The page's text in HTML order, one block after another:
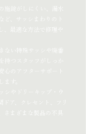
施錠がしにくい、漏水
ど、サッシまわりのト
、最適な方法で修理や
ない特殊サッシや廃番
持つスタッフがしっか
心のアフターサポート
ます。
シやドリーキップ・ウ
ドア、クレセント、フリ
さまざまな製品の不具